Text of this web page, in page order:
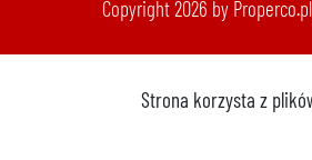
Copyright 2026 by
Strona korzysta z